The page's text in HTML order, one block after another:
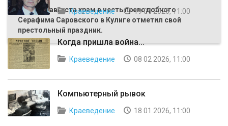
Первого августа храм в честь преподобного
Серафима Саровского в Кулиге отметил свой
престольный праздник.
Краеведение 19 04 2026, 11:00
Когда пришла война...
Краеведение 08 02 2026, 11:00
Компьютерный рывок
Краеведение 18 01 2026, 11:00